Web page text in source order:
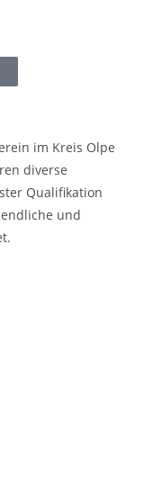
im Kreis Olpe
diverse
Qualifikation
und